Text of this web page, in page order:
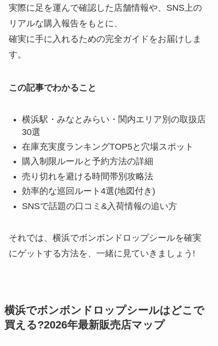
実際に足を運んで確認した店舗情報や、SNS上の
リアルな購入報告をもとに、
確実に手に入れるための完全ガイドをお届けしま
す。
この記事でわかること
横浜駅・みなとみらい・関内エリア別の取扱店
30選
在庫充実度ランキングTOP5と穴場スポット
購入制限ルールと予約方法の詳細
売り切れを避ける時間帯別攻略法
効率的な巡回ルート4選(地図付き)
SNSで話題の口コミ&入荷情報の追い方
それでは、横浜でボンボンドロップシールを確実
にゲットする方法を、一緒に見ていきましょう!
横浜でボンボンドロップシールはどこで
買える?2026年最新販売店マップ